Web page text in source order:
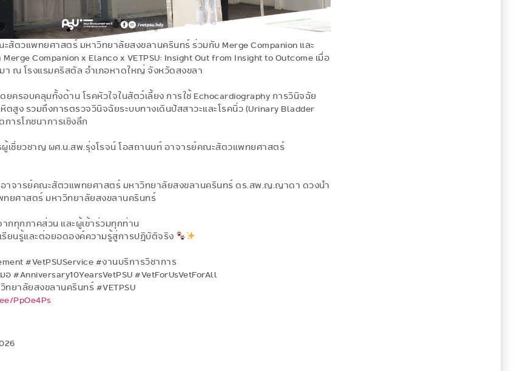
สัตวแพทยศาสตร์ มหาวิทยาลัยสงขลานครินทร์ ร่วมกับ Merge Companion และ
Companion x Elanco x VETPSU: Insight Out from Insight to Outcome เมื่อ
า ณ โรงแรมคริสตัล อำเภอหาดใหญ่ จังหวัดสงขลา
ครอบคลุมทั้งด้าน โรคหัวใจในสัตว์เลี้ยง การใช้ Echocardiography การวินิจฉัย
ตสูง รวมถึงการตรวจวินิจฉัยระบบทางเดินปัสสาวะและโรคนิ่ว (Urinary Bladder
ารโภชนาการเชิงลึก
เชี่ยวชาญ ผศ.น.สพ.รุ่งโรจน์ โอสถานนท์ อาจารย์คณะสัตวแพทยศาสตร์
จารย์คณะสัตวแพทยศาสตร์ มหาวิทยาลัยสงขลานครินทร์ ดร.สพ.ญ.ญาดา ดวงนำ
ยศาสตร์ มหาวิทยาลัยสงขลานครินทร์
ทุกภาคส่วน และผู้เข้าร่วมทุกท่าน
ยนรู้และต่อยอดองค์ความรู้สู่การปฏิบัติจริง
#VetPSUService #งานบริการวิชาการ
#Anniversary10YearsVetPSU #VetForUsVetForAll
ยาลัยสงขลานครินทร์ #VETPSU
PpOe4Ps